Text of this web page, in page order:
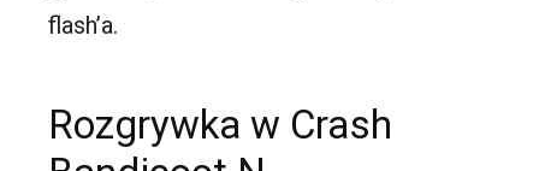
flash’a.
Rozgrywka w Crash